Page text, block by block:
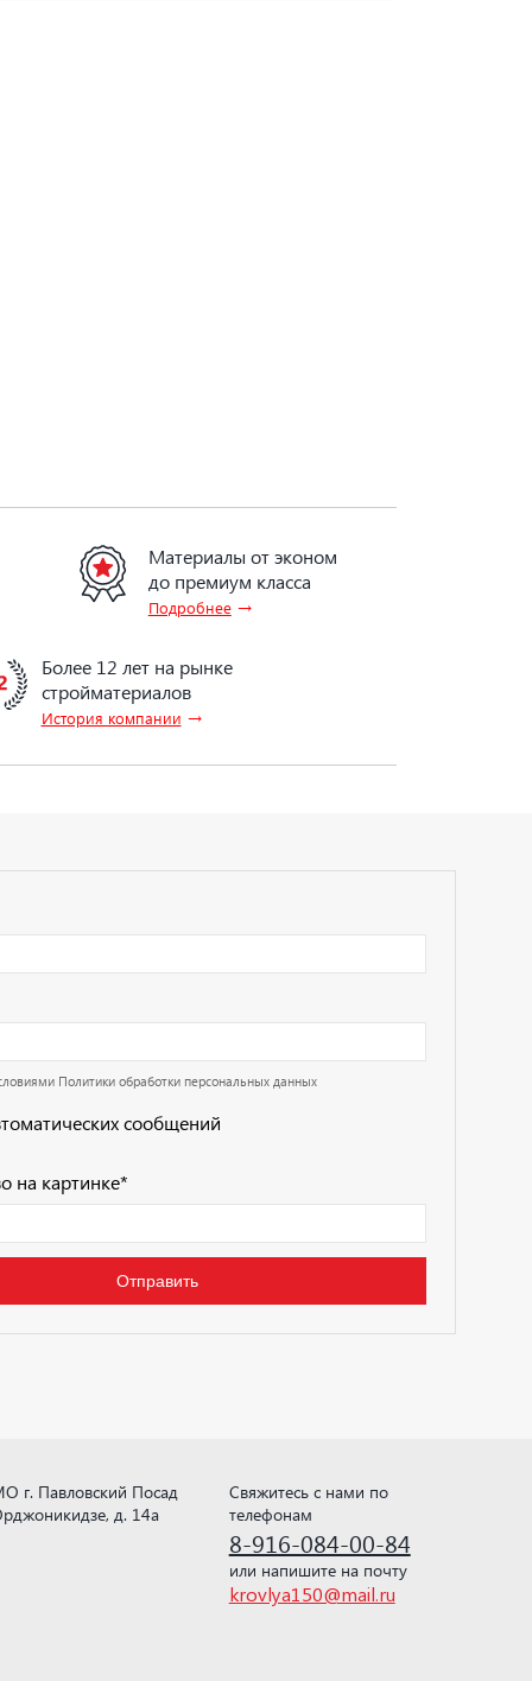
Материалы от эконом
до премиум класса
Подробнее→
Более 12 лет на рынке
стройматериалов
История компании →
Политики обработки персональных данных
сообщений
на картинке*
г. Павловский Посад
д. 14а
Свяжитесь с нами по
телефонам
8-916-084-00-84
или напишите на почту
krovlya150@mail.ru